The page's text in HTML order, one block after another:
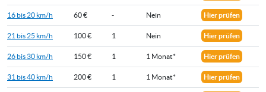
16 bis 20 km/h 60 € - Nein Hier prüfen
21 bis 25 km/h 100 € 1 Nein Hier prüfen
26 bis 30 km/h 150 € 1 1 Monat* Hier prüfen
31 bis 40 km/h 200 € 1 1 Monat* Hier prüfen